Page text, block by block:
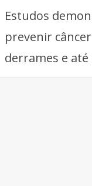
Estudos
prevenir
derrames e